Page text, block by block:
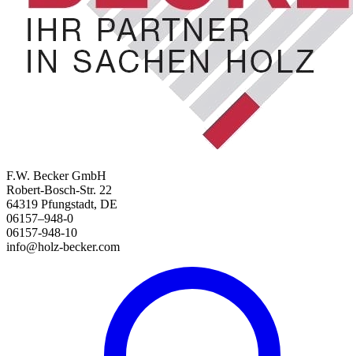
F.W. Becker GmbH
Robert-Bosch-Str. 22
64319 Pfungstadt, DE
06157–948-0
06157-948-10
info@holz-becker.com